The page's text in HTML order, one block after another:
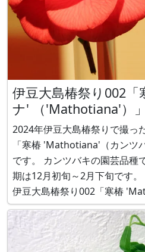
伊豆大島椿祭り002「寒椿 'マソテ
ナ' （'Mathotiana'）」
2024年伊豆大島椿祭りで撮っ
「寒椿 'Mathotiana'（カンツ
です。 カンツバキの園芸品種
期は12月初旬～2月下旬です。 ■関連ページ 【花日記】
伊豆大島椿祭り002「寒椿
'マソティアーナ' ）」 かぎけ
8日(木) 【特集】 特集 寒椿